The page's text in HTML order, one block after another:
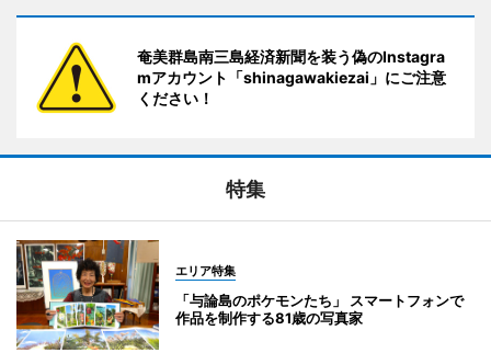
奄美群島南三島経済新聞を装う偽のInstagra
mアカウント「shinagawakiezai」にご注意
ください！
特集
エリア特集
「与論島のポケモンたち」 スマートフォンで
作品を制作する81歳の写真家